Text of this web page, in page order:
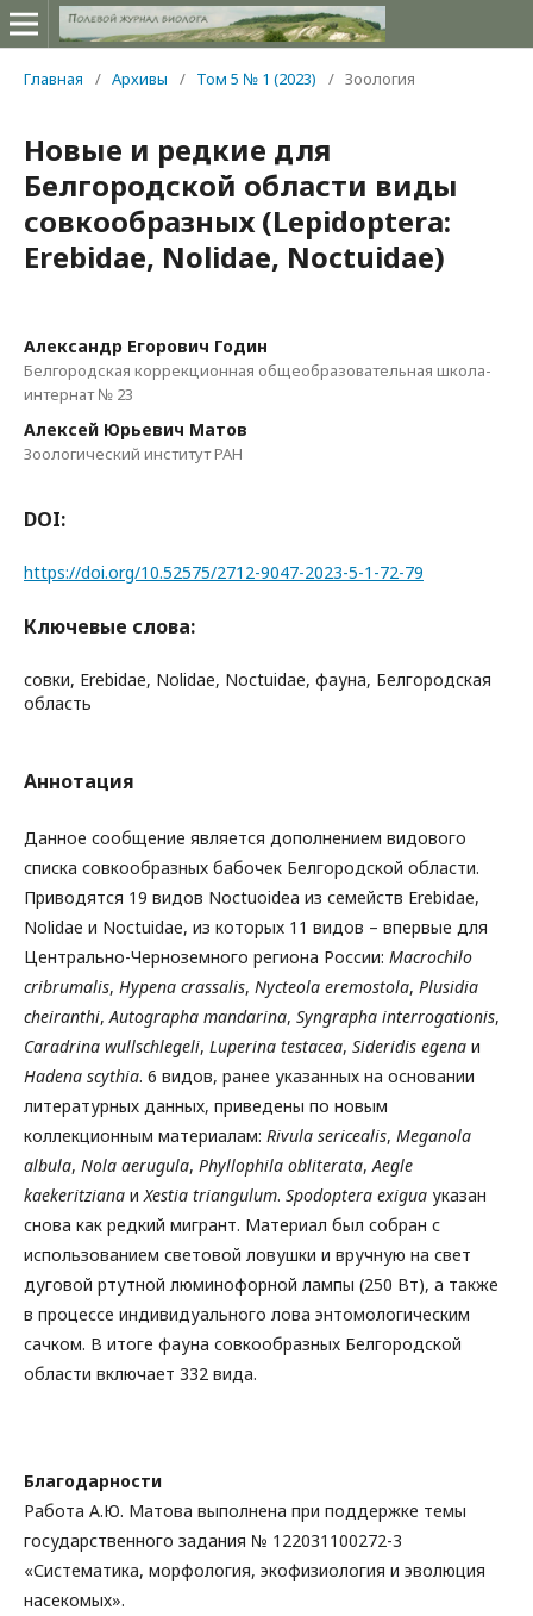
Главная / Архивы / Том 5 № 1 (2023) / Зоология
Новые и редкие для
Белгородской области виды
совкообразных (Lepidoptera:
Erebidae, Nolidae, Noctuidae)
Александр Егорович Годин
Белгородская коррекционная общеобразовательная школа-
интернат № 23
Алексей Юрьевич Матов
Зоологический институт РАН
DOI:
https://doi.org/10.52575/2712-9047-2023-5-1-72-79
Ключевые слова:
совки, Erebidae, Nolidae, Noctuidae, фауна, Белгородская
область
Аннотация
Данное сообщение является дополнением видового
списка совкообразных бабочек Белгородской области.
Приводятся 19 видов Noctuoidea из семейств Erebidae,
Nolidae и Noctuidae, из которых 11 видов – впервые для
Центрально-Черноземного региона России: Macrochilo
cribrumalis, Hypena crassalis, Nycteola eremostola, Plusidia
cheiranthi,Autographa mandarina, Syngrapha interrogationis,
Caradrina wullschlegeli, Luperina testacea, Sideridis egena и
Hadena scythia. 6 видов, ранее указанных на основании
литературных данных, приведены по новым
коллекционным материалам: Rivula sericealis, Meganola
albula, Nola aerugula, Phyllophila obliterata,Aegle
kaekeritziana иXestia triangulum. Spodoptera exigua указан
снова как редкий мигрант. Материал был собран с
использованием световой ловушки и вручную на свет
дуговой ртутной люминофорной лампы (250 Вт), а также
в процессе индивидуального лова энтомологическим
сачком. В итоге фауна совкообразных Белгородской
области включает 332 вида.
Благодарности
Работа А.Ю. Матова выполнена при поддержке темы
государственного задания № 122031100272-3
«Систематика, морфология, экофизиология и эволюция
насекомых».